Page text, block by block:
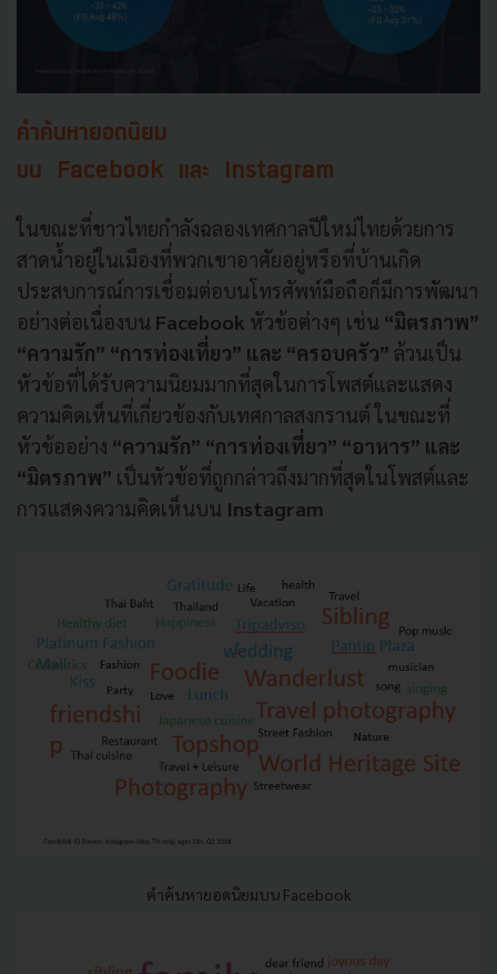
คำค้นหายอดนิยม
บน Facebook และ Instagram
ในขณะที่ชาวไทยกำลังฉลองเทศกาลปีใหม่ไทยด้วยการ
สาดน้ำอยู่ในเมืองที่พวกเขาอาศัยอยู่หรือที่บ้านเกิด
ประสบการณ์การเชื่อมต่อบนโทรศัพท์มือถือก็มีการพัฒนา
อย่างต่อเนื่องบน Facebook หัวข้อต่างๆ เช่น “มิตรภาพ”
“ความรัก” “การท่องเที่ยว” และ “ครอบครัว” ล้วนเป็น
หัวข้อที่ได้รับความนิยมมากที่สุดในการโพสต์และแสดง
ความคิดเห็นที่เกี่ยวข้องกับเทศกาลสงกรานต์ ในขณะที่
หัวข้ออย่าง “ความรัก” “การท่องเที่ยว” “อาหาร” และ
“มิตรภาพ” เป็นหัวข้อที่ถูกกล่าวถึงมากที่สุดในโพสต์และ
การแสดงความคิดเห็นบน Instagram
คำค้นหายอดนิยมบน Facebook